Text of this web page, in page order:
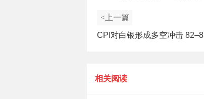
<上一篇
CPI对白银形成多空冲击
相关阅读